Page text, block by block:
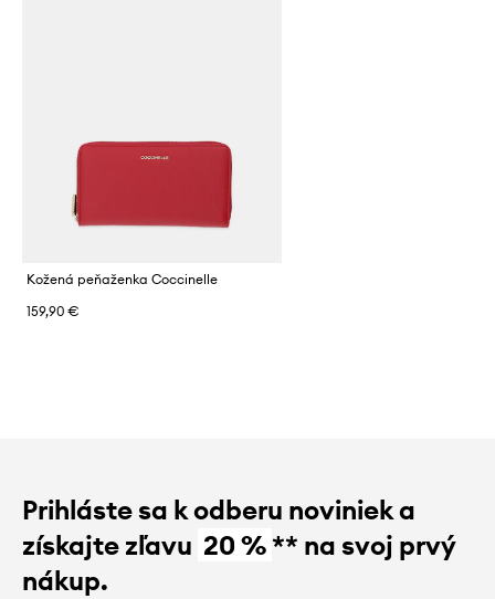
Kožená peňaženka Coccinelle
159,90 €
Prihláste sa k odberu noviniek a
získajte zľavu 20 %** na svoj prvý
nákup.